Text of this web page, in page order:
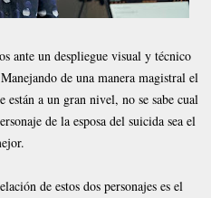
ante un despliegue visual y técnico
de una manera magistral el
están a un gran nivel, no se sabe cual
de la esposa del suicida sea el
de estos dos personajes es el